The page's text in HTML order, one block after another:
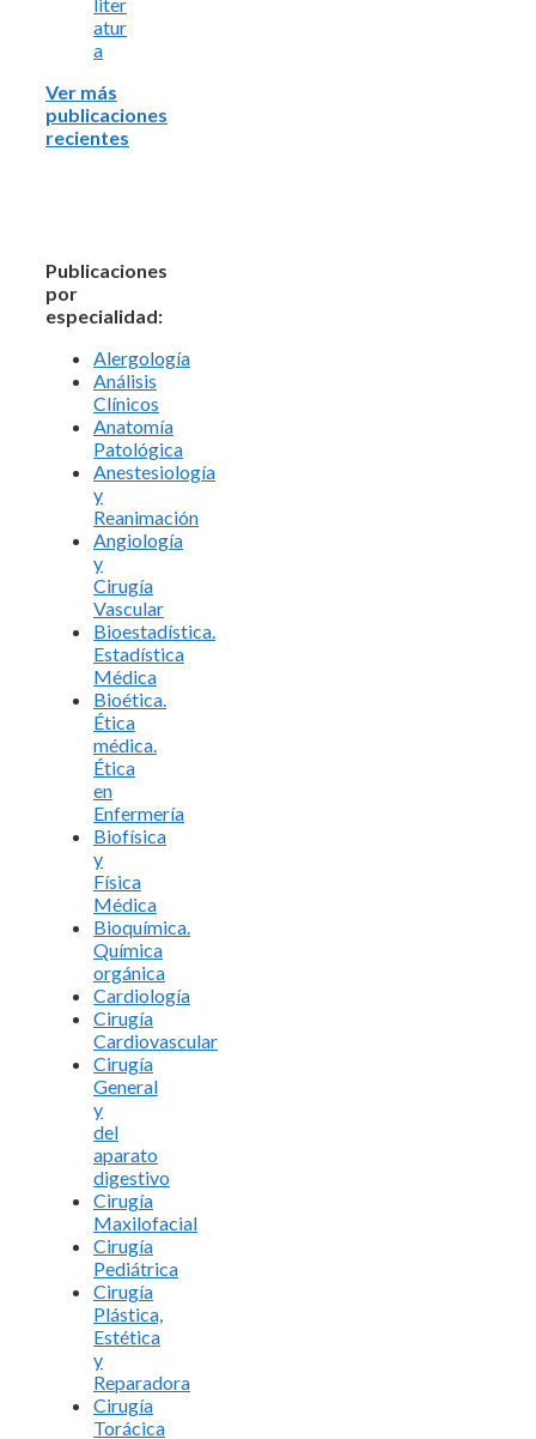
atur
a
Ver más
publicaciones
recientes
Publicaciones
por
especialidad:
Alergología
Análisis
Clínicos
Anatomía
Patológica
Anestesiología
y
Reanimación
Angiología
y
Cirugía
Vascular
Bioestadística.
Estadística
Médica
Bioética.
Ética
médica.
Ética
en
Enfermería
Biofísica
y
Física
Médica
Bioquímica.
Química
orgánica
Cardiología
Cirugía
Cardiovascular
Cirugía
General
y
del
aparato
digestivo
Cirugía
Maxilofacial
Cirugía
Pediátrica
Cirugía
Plástica,
Estética
y
Reparadora
Cirugía
Torácica